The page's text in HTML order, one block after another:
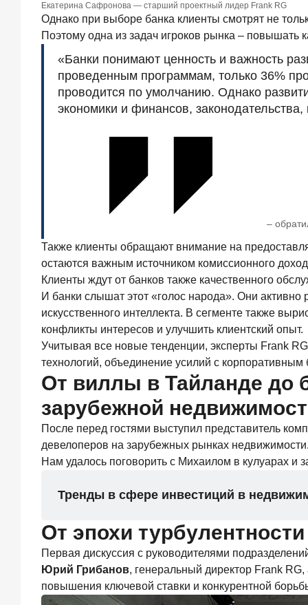
Ипотека
в
России:
итоги
июня
2026
года
на
брокерское
обслуживание
—
существенный
фактор
выбора
брокера
15
2026
года
Клиенты
чаще
всего
узнают
о сберегательных
рекламы
и
на
ТВ
9
июля
Екатерина Сафронова — старший проектный лидер Frank RG
Однако при выборе банка клиенты смотрят не
Поэтому одна из задач игроков рынка – повышать
«Банки понимают ценность и важность
проведенным программам, только 36%
проводится по умолчанию. Однако
экономики и финансов,
–
Также клиенты обращают внимание на
остаются важным источником комиссионного
Клиенты ждут от банков также качественного
И банки слышат этот «голос народа». Они
искусственного интеллекта. В сегменте также
конфликты интересов и улучшить клиентский опыт.
Учитывая все новые тенденции, эксперты Frank
технологий, объединение усилий с
От виллы в Тайланде до
зарубежной
После перед гостями выступил представитель
девелоперов на зарубежных рынках недвижимости.
Нам удалось поговорить с Михаилом в кулуарах и
Тренды в сфере инвестиций в
От эпохи
Первая дискуссия с руководителями
Юрий Грибанов, генеральный директор Frank
повышения ключевой ставки и конкурентной